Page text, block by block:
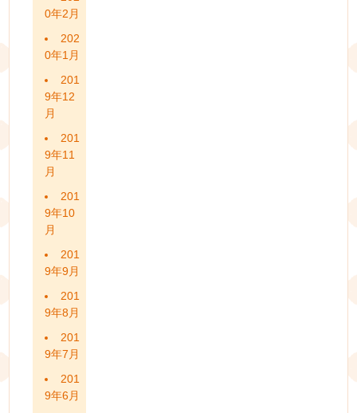
0年2月
202
0年1月
201
9年12
月
201
9年11
月
201
9年10
月
201
9年9月
201
9年8月
201
9年7月
201
9年6月